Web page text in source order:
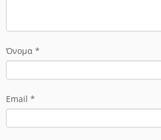
Όνομα *
Email *